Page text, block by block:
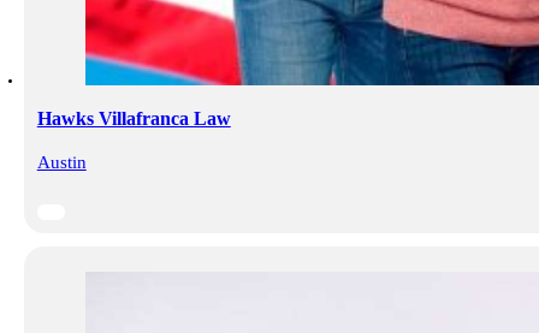
Hawks Villafranca Law
Austin